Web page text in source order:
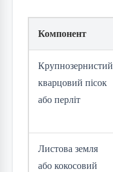
Компонент
Крупнозернистий
кварцовий пісок
або перліт
Листова земля
або кокосовий